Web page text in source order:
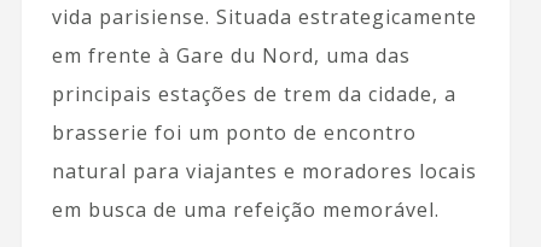
vida parisiense. Situada estrategicamente
em frente à Gare du Nord, uma das
principais estações de trem da cidade, a
brasserie foi um ponto de encontro
natural para viajantes e moradores locais
em busca de uma refeição memorável.